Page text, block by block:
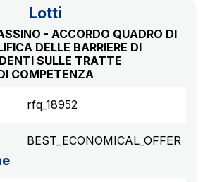
Lotti
- ACCORDO QUADRO DI
DELLE BARRIERE DI
SULLE TRATTE
COMPETENZA
rfq_18952
BEST_ECONOMICAL_OFFER